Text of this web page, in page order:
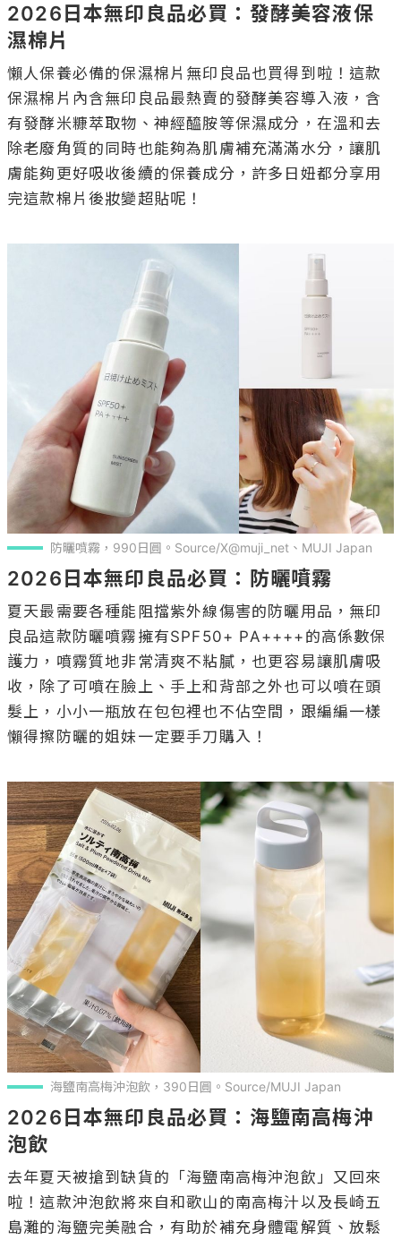
2026日本無印良品必買：發酵美容液保
濕棉片
懶人保養必備的保濕棉片無印良品也買得到啦！這款
保濕棉片內含無印良品最熱賣的發酵美容導入液，含
有發酵米糠萃取物、神經醯胺等保濕成分，在溫和去
除老廢角質的同時也能夠為肌膚補充滿滿水分，讓肌
膚能夠更好吸收後續的保養成分，許多日妞都分享用
完這款棉片後妝變超貼呢！
防曬噴霧，990日圓。Source/X@muji_net、MUJI Japan
2026日本無印良品必買：防曬噴霧
夏天最需要各種能阻擋紫外線傷害的防曬用品，無印
良品這款防曬噴霧擁有SPF50+ PA++++的高係數保
護力，噴霧質地非常清爽不粘膩，也更容易讓肌膚吸
收，除了可噴在臉上、手上和背部之外也可以噴在頭
髮上，小小一瓶放在包包裡也不佔空間，跟編編一樣
懶得擦防曬的姐妹一定要手刀購入！
海鹽南高梅沖泡飲，390日圓。Source/MUJI Japan
2026日本無印良品必買：海鹽南高梅沖
泡飲
去年夏天被搶到缺貨的「海鹽南高梅沖泡飲」又回來
啦！這款沖泡飲將來自和歌山的南高梅汁以及長崎五
島灘的海鹽完美融合，有助於補充身體電解質、放鬆